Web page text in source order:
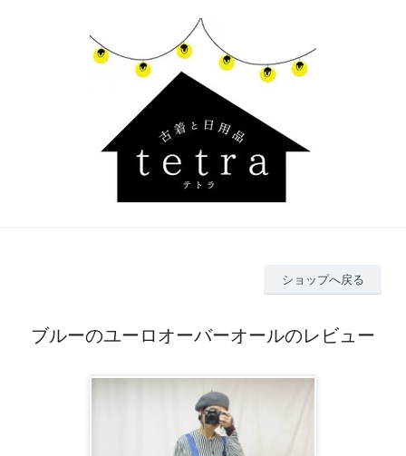
ショップへ戻る
ブルーのユーロオーバーオールのレビュー